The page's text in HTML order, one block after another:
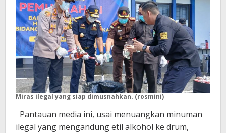
Miras ilegal yang siap dimusnahkan. (rosmini)
Pantauan media ini, usai menuangkan minuman
ilegal yang mengandung etil alkohol ke drum,